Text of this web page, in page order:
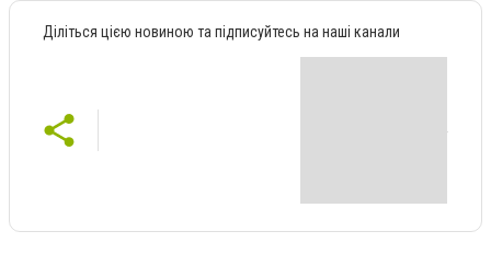
Діліться цією новиною та підписуйтесь на наші канали